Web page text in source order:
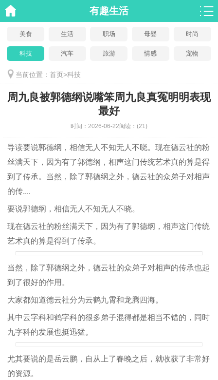
有趣生活
美食 生活 职场 母婴 时尚
科技 汽车 旅游 情感 宠物
当前位置： 首页>科技
周九良被郭德纲说嘴笨周九良真冤明明表现
最好
时间： 2026-06-22阅读： (21)
导读要说郭德纲，相信无人不知无人不晓。现在德云社的粉
丝满天下，因为有了郭德纲，相声这门传统艺术真的算是得
到了传承。当然，除了郭德纲之外，德云社的众弟子对相声
的传....
要说郭德纲，相信无人不知无人不晓。
现在德云社的粉丝满天下，因为有了郭德纲，相声这门传统
艺术真的算是得到了传承。
当然，除了郭德纲之外，德云社的众弟子对相声的传承也起
到了很好的作用。
大家都知道德云社分为云鹤九霄和龙腾四海。
其中云字科和鹤字科的很多弟子混得都是相当不错的，同时
九字科的发展也挺迅猛。
尤其要说的是岳云鹏，自从上了春晚之后，就收获了非常好
的资源。